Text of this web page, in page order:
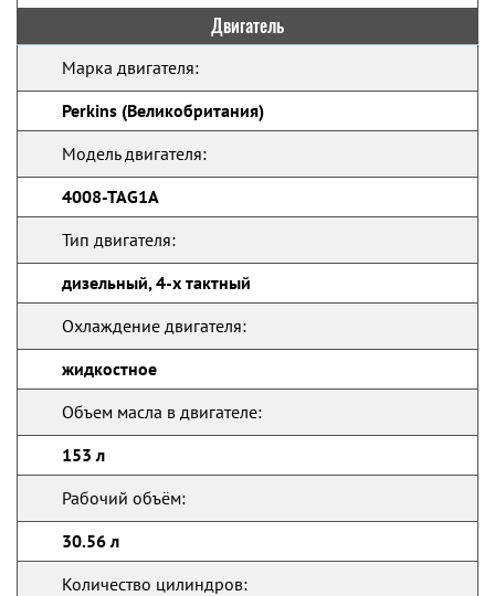
Двигатель
Марка двигателя:
Perkins (Великобритания)
Модель двигателя:
4008-TAG1A
Тип двигателя:
дизельный, 4-х тактный
Охлаждение двигателя:
жидкостное
Объем масла в двигателе:
153 л
Рабочий объём:
30.56 л
Количество цилиндров: